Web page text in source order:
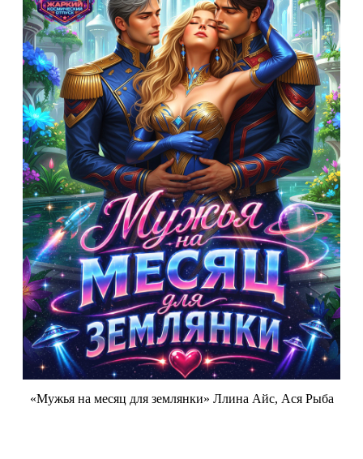
«Мужья на месяц для землянки» Ллина Айс, Ася Рыба